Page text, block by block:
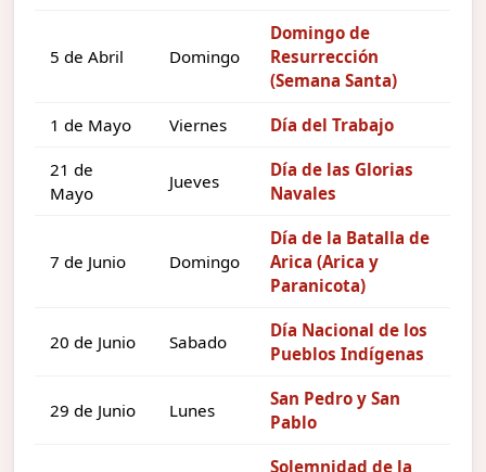
5 de Abril Domingo
Domingo de
Resurrección
(Semana Santa)
1 de Mayo Viernes Día del Trabajo
21 de
Mayo
Jueves
Día de las Glorias
Navales
7 de Junio Domingo
Día de la Batalla de
Arica (Arica y
Paranicota)
20 de Junio Sabado
Día Nacional de los
Pueblos Indígenas
29 de Junio Lunes
San Pedro y San
Pablo
Solemnidad de la